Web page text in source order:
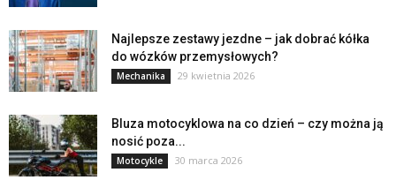
Najlepsze zestawy jezdne – jak dobrać kółka
do wózków przemysłowych?
Mechanika 29 kwietnia 2026
Bluza motocyklowa na co dzień – czy można ją
nosić poza...
Motocykle 30 marca 2026